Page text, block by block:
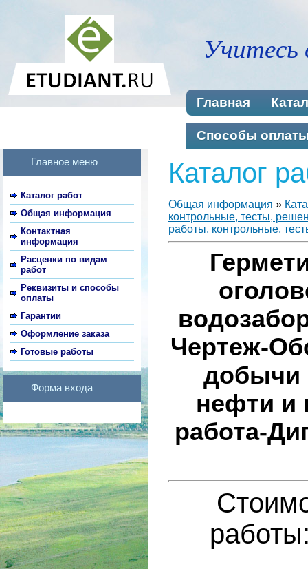
Учитесь
Главная
Способы
Главное меню
Каталог работ
Общая информация
Контактная
информация
Расценки по видам
работ
Реквизиты и способы
оплаты
Гарантии
Оформление заказа
Готовые работы
Форма входа
Каталог
Общая информация »
контрольные, тесты,
работы, контрольные,
Чертеж-
добычи
нефти и
работа-